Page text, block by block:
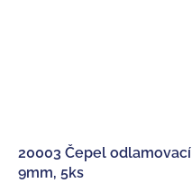
20003 Čepel odlamovací
9mm, 5ks